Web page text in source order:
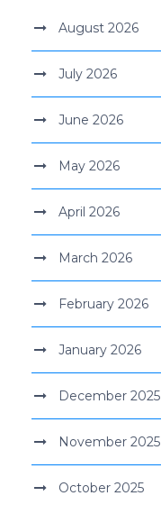
August 2026
July 2026
June 2026
May 2026
April 2026
March 2026
February 2026
January 2026
December 2025
November 2025
October 2025